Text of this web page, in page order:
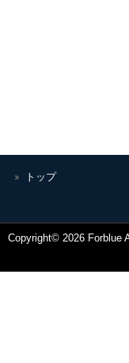
トップ
Copyright© 2026 Forblue